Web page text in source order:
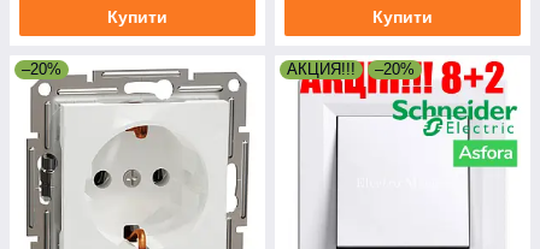
Купити Купити
–20% АКЦИЯ!!! –20%